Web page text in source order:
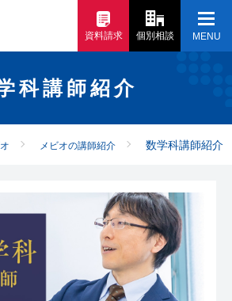
資料請求 個別相談 MENU
科講師紹介
メビオの講師紹介 数学科講師紹介